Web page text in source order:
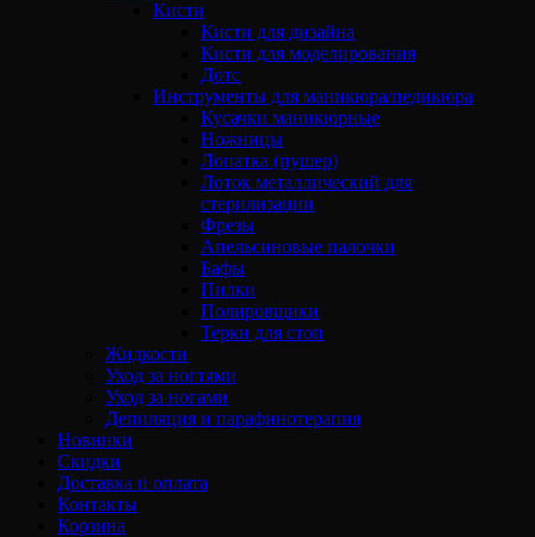
Кисти
Кисти для дизайна
Кисти для моделирования
Дотс
Инструменты для маникюра/педикюра
Кусачки маникюрные
Ножницы
Лопатка (пушер)
Лоток металлический для
стерилизации
Фрезы
Апельсиновые палочки
Бафы
Пилки
Полировщики
Терки для стоп
Жидкости
Уход за ногтями
Уход за ногами
Депиляция и парафинотерапия
Новинки
Скидки
Доставка и оплата
Контакты
Корзина